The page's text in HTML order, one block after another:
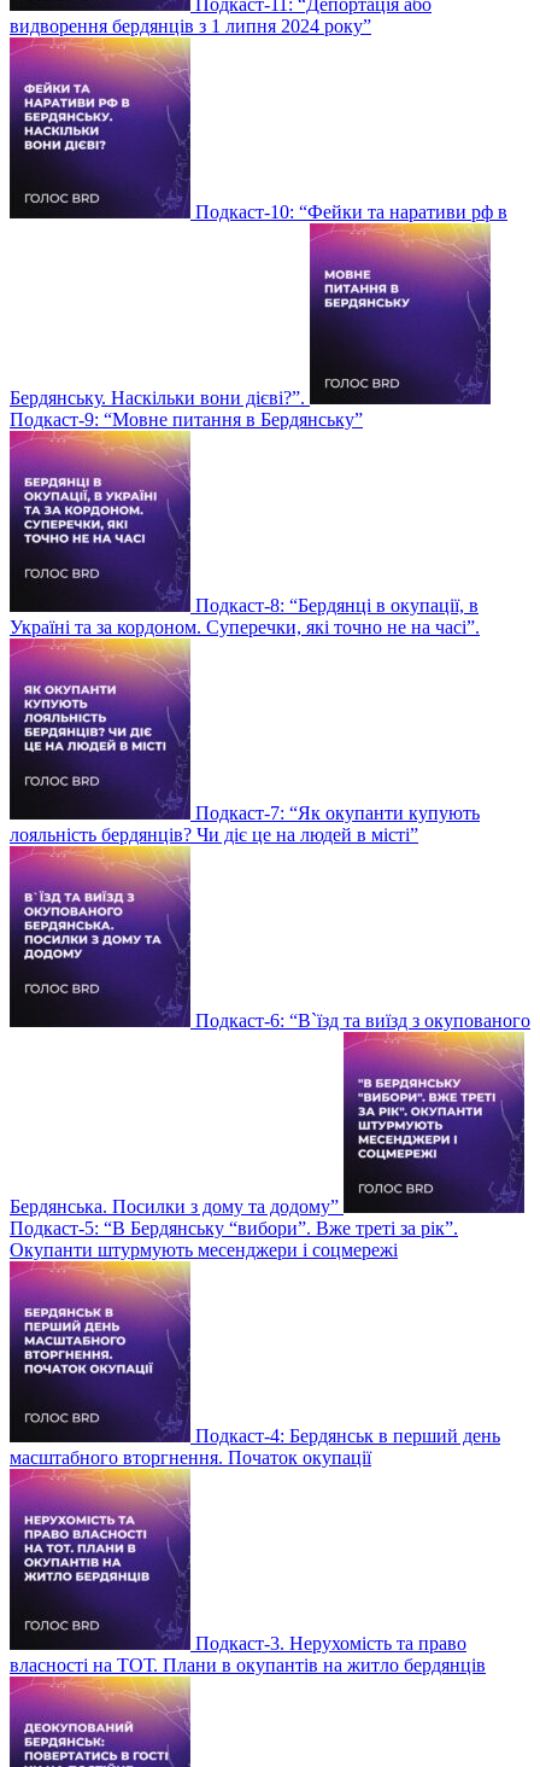
Подкаст-11: “Депортація або
видворення бердянців з 1 липня 2024 року”
Подкаст-10: “Фейки та наративи рф в
Бердянську. Наскільки вони дієві?”.
Подкаст-9: “Мовне питання в Бердянську”
Подкаст-8: “Бердянці в окупації, в
Україні та за кордоном. Суперечки, які точно не на часі”.
Подкаст-7: “Як окупанти купують
лояльність бердянців? Чи діє це на людей в місті”
Подкаст-6: “В`їзд та виїзд з окупованого
Бердянська. Посилки з дому та додому”
Подкаст-5: “В Бердянську “вибори”. Вже треті за рік”.
Окупанти штурмують месенджери і соцмережі
Подкаст-4: Бердянськ в перший день
масштабного вторгнення. Початок окупації
Подкаст-3. Нерухомість та право
власності на ТОТ. Плани в окупантів на житло бердянців